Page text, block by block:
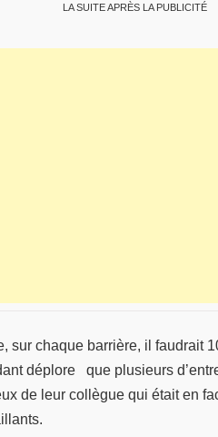
LA SUITE APRÈS LA PUBLICITÉ
chaque barrière, il faudrait
déplore que plusieurs
de leur collègue qui était en